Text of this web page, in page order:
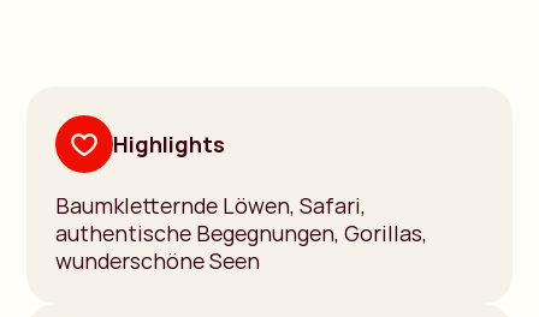
Highlights
Baumkletternde Löwen, Safari,
authentische Begegnungen, Gorillas,
wunderschöne Seen